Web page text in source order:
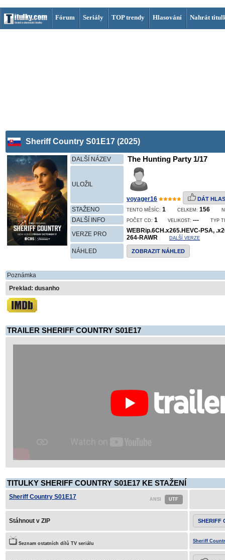
Fórum Seriály TOP trendy Hlasování Nahrát
Sheriff Country S01E17 (2025)
DALŠÍ NÁZEV The Hunting Party 1/17
ULOŽIL
voyager16 DÁT HLAS
STAŽENO TENTO MĚSÍC: 1 CELKEM: 156
DALŠÍ INFO POČET CD: 1 VELIKOST: --- TYP
VERZE PRO
WEBRip.6CH.x265.HEVC-PSA,
264-RAWR
DALŠÍ VERZE
NÁHLED ZOBRAZIT NÁHLED
Poznámka
Preklad: dusanho
TRAILER SHERIFF COUNTRY S01E17
TITULKY SHERIFF COUNTRY S01E17 KE STAŽENÍ
Sheriff Country S01E17
Stáhnout v ZIP SHERIFF
Seznam ostatních dílů TV seriálu Sheriff